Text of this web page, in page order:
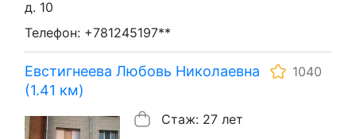
д. 10
Телефон: +781245197**
Евстигнеева Любовь Николаевна
(1.41 км)
1040
Стаж: 27 лет